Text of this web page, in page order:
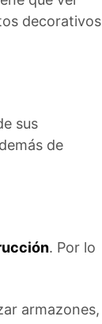
decorativos
sus
de
. Por lo
armazones,